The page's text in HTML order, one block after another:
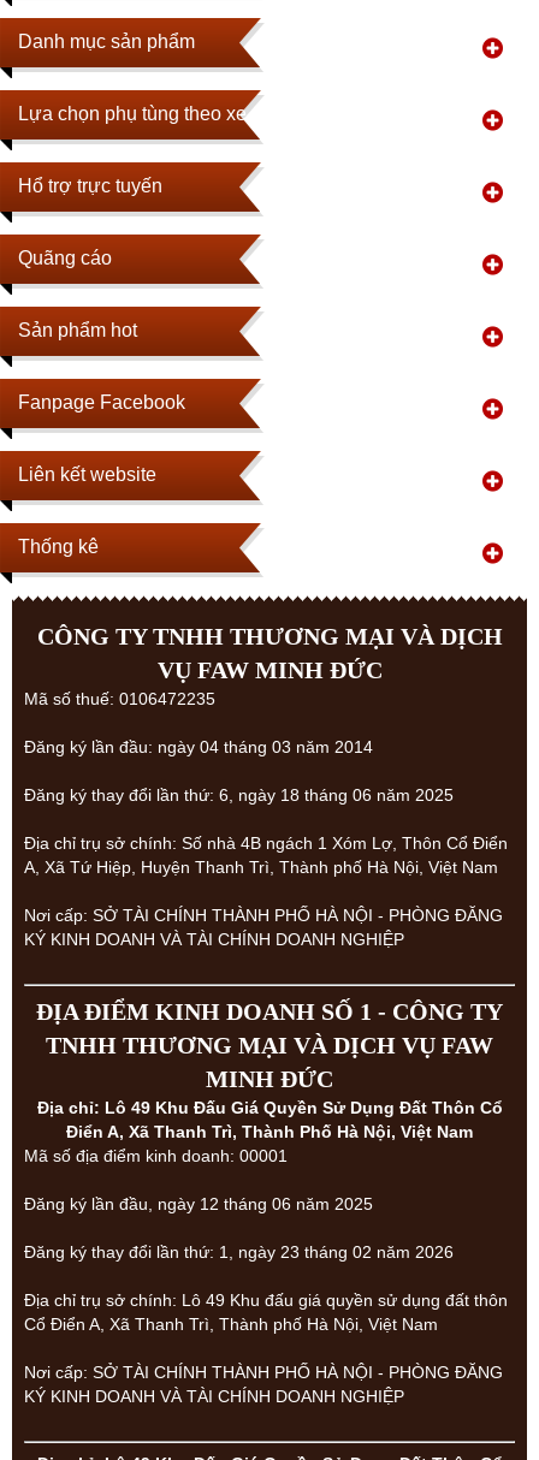
Danh mục sản phẩm
Lựa chọn phụ tùng theo xe
Hổ trợ trực tuyến
Quãng cáo
Sản phẩm hot
Fanpage Facebook
Liên kết website
Thống kê
CÔNG TY TNHH THƯƠNG MẠI VÀ DỊCH
VỤ FAW MINH ĐỨC
Mã số thuế: 0106472235
Đăng ký lần đầu: ngày 04 tháng 03 năm 2014
Đăng ký thay đổi lần thứ: 6, ngày 18 tháng 06 năm 2025
Địa chỉ trụ sở chính: Số nhà 4B ngách 1 Xóm Lợ, Thôn Cổ Điển
A, Xã Tứ Hiệp, Huyện Thanh Trì, Thành phố Hà Nội, Việt Nam
Nơi cấp: SỞ TÀI CHÍNH THÀNH PHỐ HÀ NỘI - PHÒNG ĐĂNG
KÝ KINH DOANH VÀ TÀI CHÍNH DOANH NGHIỆP
ĐỊA ĐIỂM KINH DOANH SỐ 1 - CÔNG TY
TNHH THƯƠNG MẠI VÀ DỊCH VỤ FAW
MINH ĐỨC
Địa chỉ: Lô 49 Khu Đấu Giá Quyền Sử Dụng Đất Thôn Cổ
Điển A, Xã Thanh Trì, Thành Phố Hà Nội, Việt Nam
Mã số địa điểm kinh doanh: 00001
Đăng ký lần đầu, ngày 12 tháng 06 năm 2025
Đăng ký thay đổi lần thứ: 1, ngày 23 tháng 02 năm 2026
Địa chỉ trụ sở chính: Lô 49 Khu đấu giá quyền sử dụng đất thôn
Cổ Điển A, Xã Thanh Trì, Thành phố Hà Nội, Việt Nam
Nơi cấp: SỞ TÀI CHÍNH THÀNH PHỐ HÀ NỘI - PHÒNG ĐĂNG
KÝ KINH DOANH VÀ TÀI CHÍNH DOANH NGHIỆP